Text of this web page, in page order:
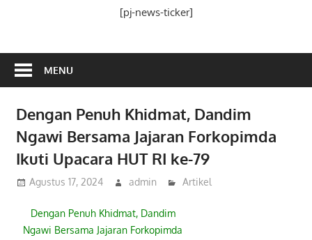
[pj-news-ticker]
MENU
Dengan Penuh Khidmat, Dandim
Ngawi Bersama Jajaran Forkopimda
Ikuti Upacara HUT RI ke-79
Agustus 17, 2024 admin Artikel
Dengan Penuh Khidmat, Dandim
Ngawi Bersama Jajaran Forkopimda